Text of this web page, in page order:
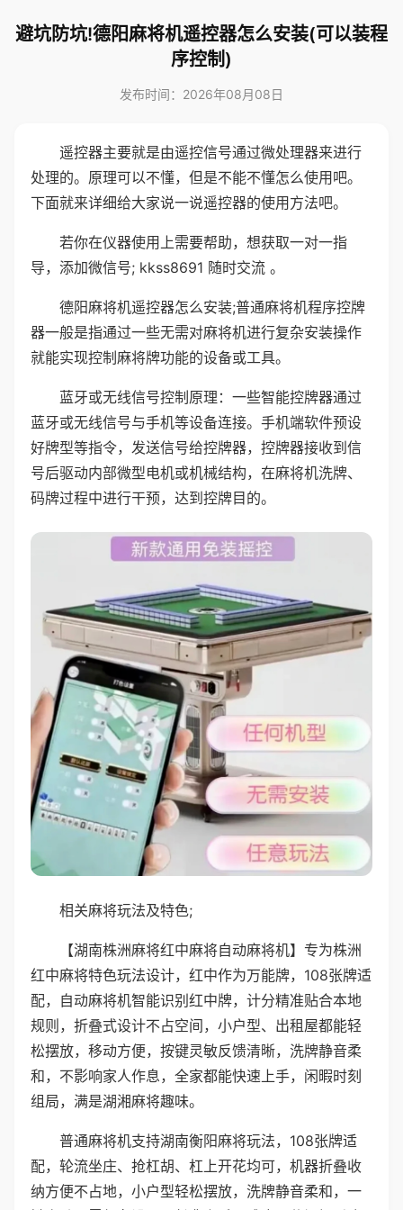
避坑防坑!德阳麻将机遥控器怎么安装(可以装程
序控制)
发布时间：2026年08月08日
遥控器主要就是由遥控信号通过微处理器来进行
处理的。原理可以不懂，但是不能不懂怎么使用吧。
下面就来详细给大家说一说遥控器的使用方法吧。
若你在仪器使用上需要帮助，想获取一对一指
导，添加微信号; kkss8691 随时交流 。
德阳麻将机遥控器怎么安装;普通麻将机程序控牌
器一般是指通过一些无需对麻将机进行复杂安装操作
就能实现控制麻将牌功能的设备或工具。
蓝牙或无线信号控制原理：一些智能控牌器通过
蓝牙或无线信号与手机等设备连接。手机端软件预设
好牌型等指令，发送信号给控牌器，控牌器接收到信
号后驱动内部微型电机或机械结构，在麻将机洗牌、
码牌过程中进行干预，达到控牌目的。
相关麻将玩法及特色;
【湖南株洲麻将红中麻将自动麻将机】专为株洲
红中麻将特色玩法设计，红中作为万能牌，108张牌适
配，自动麻将机智能识别红中牌，计分精准贴合本地
规则，折叠式设计不占空间，小户型、出租屋都能轻
松摆放，移动方便，按键灵敏反馈清晰，洗牌静音柔
和，不影响家人作息，全家都能快速上手，闲暇时刻
组局，满是湖湘麻将趣味。
普通麻将机支持湖南衡阳麻将玩法，108张牌适
配，轮流坐庄、抢杠胡、杠上开花均可，机器折叠收
纳方便不占地，小户型轻松摆放，洗牌静音柔和，一